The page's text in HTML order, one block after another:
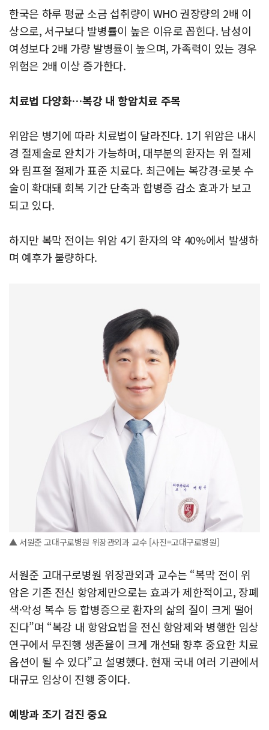
한국은 하루 평균 소금 섭취량이 WHO 권장량의 2배 이
상으로, 서구보다 발병률이 높은 이유로 꼽힌다. 남성이
여성보다 2배 가량 발병률이 높으며, 가족력이 있는 경우
위험은 2배 이상 증가한다.
치료법 다양화…복강 내 항암치료 주목
위암은 병기에 따라 치료법이 달라진다. 1기 위암은 내시
경 절제술로 완치가 가능하며, 대부분의 환자는 위 절제
와 림프절 절제가 표준 치료다. 최근에는 복강경·로봇 수
술이 확대돼 회복 기간 단축과 합병증 감소 효과가 보고
되고 있다.
하지만 복막 전이는 위암 4기 환자의 약 40%에서 발생하
며 예후가 불량하다.
▲ 서원준 고대구로병원 위장관외과 교수 [사진=고대구로병원]
서원준 고대구로병원 위장관외과 교수는 “복막 전이 위
암은 기존 전신 항암제만으로는 효과가 제한적이고, 장폐
색·악성 복수 등 합병증으로 환자의 삶의 질이 크게 떨어
진다”며 “복강 내 항암요법을 전신 항암제와 병행한 임상
연구에서 무진행 생존율이 크게 개선돼 향후 중요한 치료
옵션이 될 수 있다”고 설명했다. 현재 국내 여러 기관에서
대규모 임상이 진행 중이다.
예방과 조기 검진 중요